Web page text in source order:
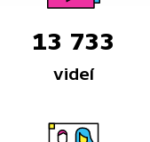
13 733
videí